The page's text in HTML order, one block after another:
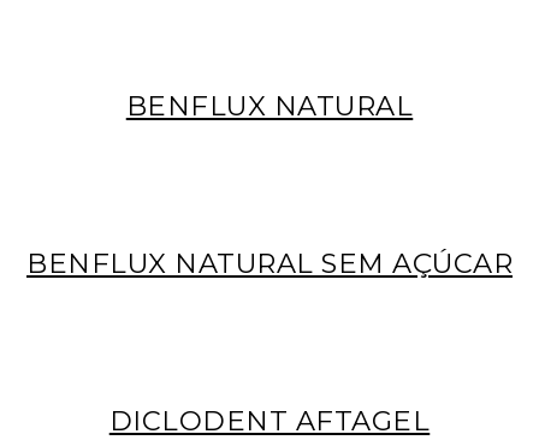
BENFLUX NATURAL
BENFLUX NATURAL SEM AÇÚCAR
DICLODENT AFTAGEL